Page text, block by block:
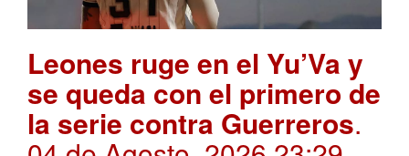
Leones ruge en el Yu’Va y
se queda con el primero de
la serie contra Guerreros.